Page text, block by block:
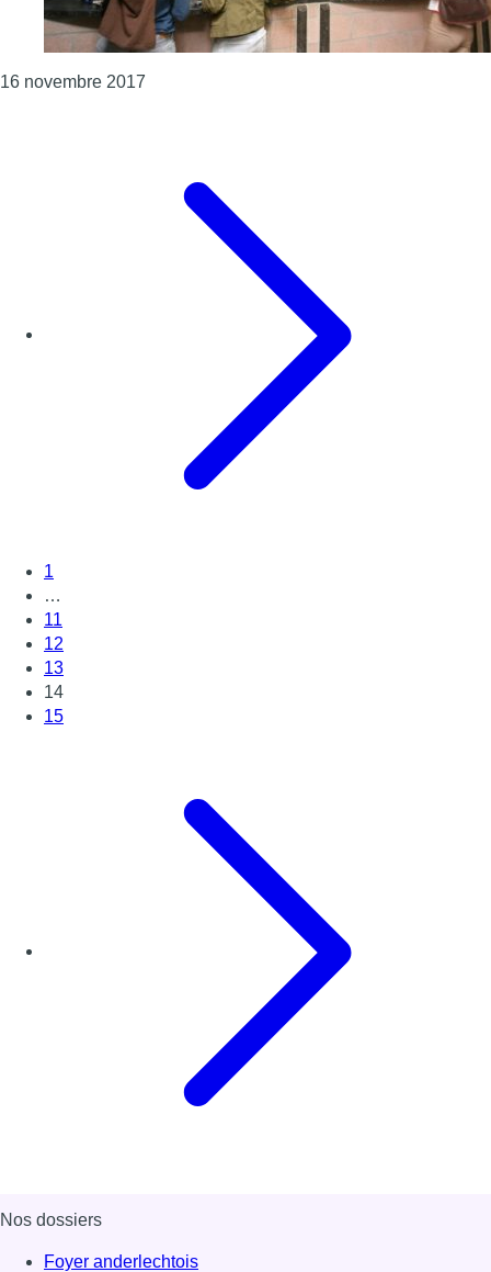
16 novembre 2017
1
…
11
12
13
14
15
Nos dossiers
Foyer anderlechtois